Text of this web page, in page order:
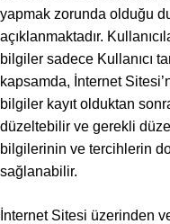
yapmak zorunda olduğu
açıklanmaktadır.
bilgiler sadece Kullanıcı
kapsamda, İnternet
bilgiler kayıt olduktan
düzeltebilir ve gerekli
bilgilerinin ve tercihlerin
sağlanabilir.
İnternet Sitesi üzerinden